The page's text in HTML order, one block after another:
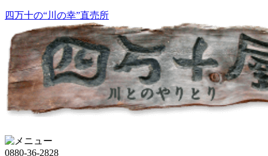
四万十の“川の幸”直売所
0880-36-2828